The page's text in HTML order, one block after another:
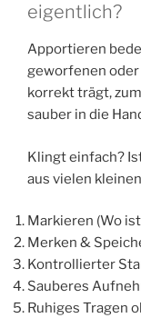
eigentlich?
Apportieren
geworfenen
korrekt trägt,
sauber in die
Klingt einfach?
aus vielen
Markieren (Wo
Merken &
Kontrollierter
Sauberes
Ruhiges Tragen